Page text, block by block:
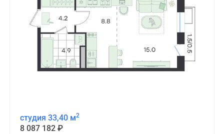
студия 33,40 м2
8 087 182 ₽